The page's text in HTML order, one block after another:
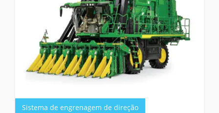
Sistema de engrenagem de direção